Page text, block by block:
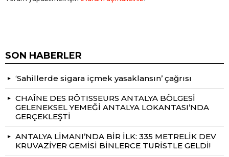
SON HABERLER
‘Sahillerde sigara içmek yasaklansın’ çağrısı
CHAÎNE DES RÔTISSEURS ANTALYA BÖLGESİ
GELENEKSEL YEMEĞİ ANTALYA LOKANTASI’NDA
GERÇEKLEŞTİ
ANTALYA LİMANI’NDA BİR İLK: 335 METRELİK DEV
KRUVAZİYER GEMİSİ BİNLERCE TURİSTLE GELDİ!